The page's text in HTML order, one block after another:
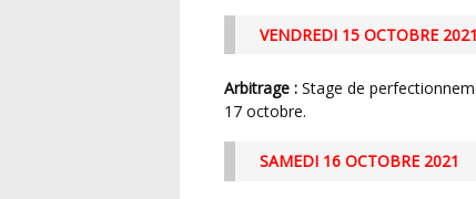
VENDREDI 15 OCTOBRE 2021
Arbitrage : Stage de
17 octobre.
SAMEDI 16 OCTOBRE 2021